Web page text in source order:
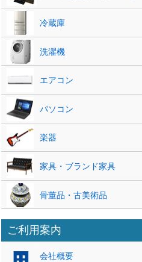
冷蔵庫
洗濯機
エアコン
パソコン
楽器
家具・ブランド家具
骨董品・古美術品
ご利用案内
会社概要